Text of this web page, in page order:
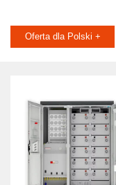
Oferta dla Polski +